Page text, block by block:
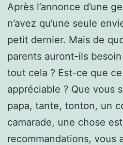
Après l’annonce d’une
n’avez qu’une seule
petit dernier. Mais de
parents auront-ils
tout cela ? Est-ce que
appréciable ? Que vous
papa, tante, tonton, un
camarade, une chose
recommandations, vous